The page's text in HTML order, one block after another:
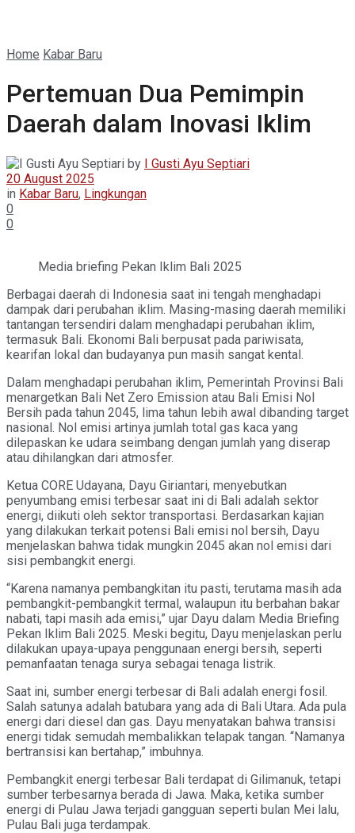
Home Kabar Baru
Pertemuan Dua Pemimpin
Daerah dalam Inovasi Iklim
by I Gusti Ayu Septiari
20 August 2025
in Kabar Baru, Lingkungan
0
0
Media briefing Pekan Iklim Bali 2025
Berbagai daerah di Indonesia saat ini tengah menghadapi
dampak dari perubahan iklim. Masing-masing daerah memiliki
tantangan tersendiri dalam menghadapi perubahan iklim,
termasuk Bali. Ekonomi Bali berpusat pada pariwisata,
kearifan lokal dan budayanya pun masih sangat kental.
Dalam menghadapi perubahan iklim, Pemerintah Provinsi Bali
menargetkan Bali Net Zero Emission atau Bali Emisi Nol
Bersih pada tahun 2045, lima tahun lebih awal dibanding target
nasional. Nol emisi artinya jumlah total gas kaca yang
dilepaskan ke udara seimbang dengan jumlah yang diserap
atau dihilangkan dari atmosfer.
Ketua CORE Udayana, Dayu Giriantari, menyebutkan
penyumbang emisi terbesar saat ini di Bali adalah sektor
energi, diikuti oleh sektor transportasi. Berdasarkan kajian
yang dilakukan terkait potensi Bali emisi nol bersih, Dayu
menjelaskan bahwa tidak mungkin 2045 akan nol emisi dari
sisi pembangkit energi.
“Karena namanya pembangkitan itu pasti, terutama masih ada
pembangkit-pembangkit termal, walaupun itu berbahan bakar
nabati, tapi masih ada emisi,” ujar Dayu dalam Media Briefing
Pekan Iklim Bali 2025. Meski begitu, Dayu menjelaskan perlu
dilakukan upaya-upaya penggunaan energi bersih, seperti
pemanfaatan tenaga surya sebagai tenaga listrik.
Saat ini, sumber energi terbesar di Bali adalah energi fosil.
Salah satunya adalah batubara yang ada di Bali Utara. Ada pula
energi dari diesel dan gas. Dayu menyatakan bahwa transisi
energi tidak semudah membalikkan telapak tangan. “Namanya
bertransisi kan bertahap,” imbuhnya.
Pembangkit energi terbesar Bali terdapat di Gilimanuk, tetapi
sumber terbesarnya berada di Jawa. Maka, ketika sumber
energi di Pulau Jawa terjadi gangguan seperti bulan Mei lalu,
Pulau Bali juga terdampak.